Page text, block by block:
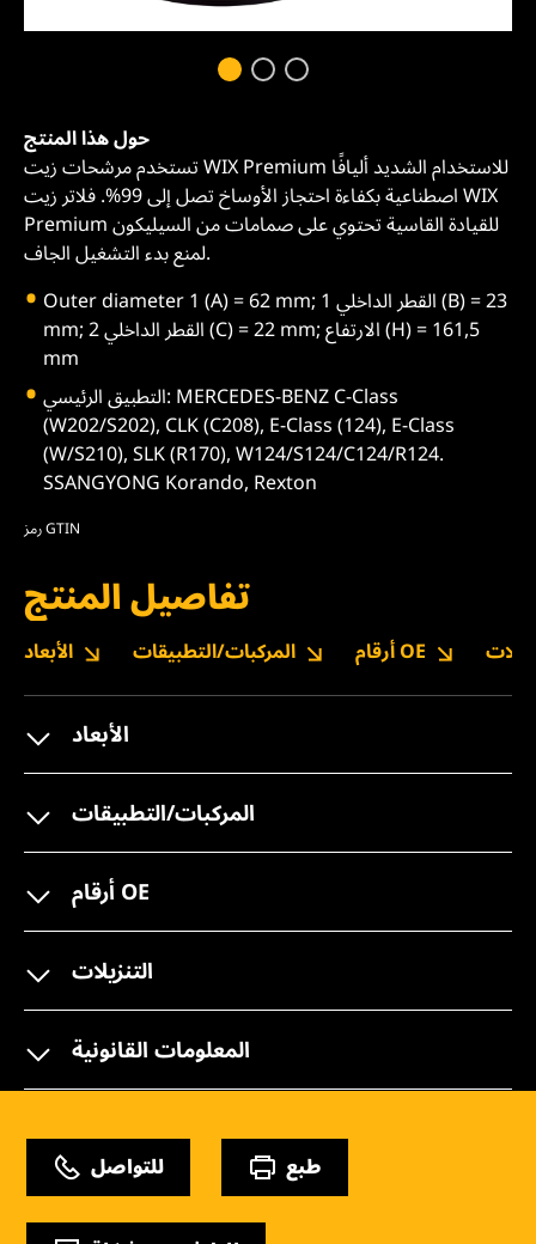
حول هذا المنتج
تستخدم مرشحات زيت WIX Premium للاستخدام الشديد أليافًا
اصطناعية بكفاءة احتجاز الأوساخ تصل إلى 99%. فلاتر زيت WIX
Premium للقيادة القاسية تحتوي على صمامات من السيليكون
لمنع بدء التشغيل الجاف.
Outer diameter 1 (A) = 62 mm; القطر الداخلي 1 (B) = 23
mm; القطر الداخلي 2 (C) = 22 mm; الارتفاع (H) = 161,5
mm
التطبيق الرئيسي: MERCEDES-BENZ C-Class
(W202/S202), CLK (C208), E-Class (124), E-Class
(W/S210), SLK (R170), W124/S124/C124/R124.
SSANGYONG Korando, Rexton
رمز GTIN
تفاصيل المنتج
الأبعاد المركبات/التطبيقات أرقام OE
الأبعاد
المركبات/التطبيقات
أرقام OE
التنزيلات
المعلومات القانونية
للتواصل طبع